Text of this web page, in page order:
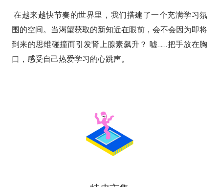
在越来越快节奏的世界里，我们搭建了一个充满学习氛
围的空间。当渴望获取的新知近在眼前，会不会因为即将
到来的思维碰撞而引发肾上腺素飙升？ 嘘……把手放在胸
口，感受自己热爱学习的心跳声。